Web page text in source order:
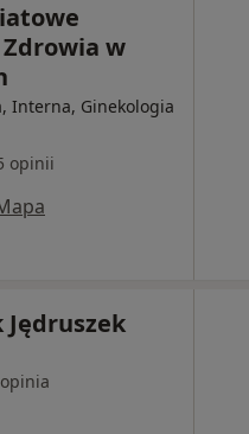
w
Interna, Ginekologia
opinii
Jędruszek